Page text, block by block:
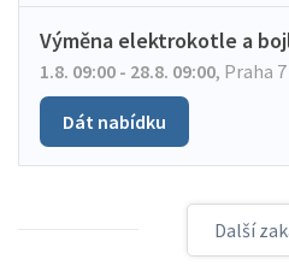
Výměna elektrokotle a
1.8. 09:00 - 28.8. 09:00, Praha
Dát nabídku
Další